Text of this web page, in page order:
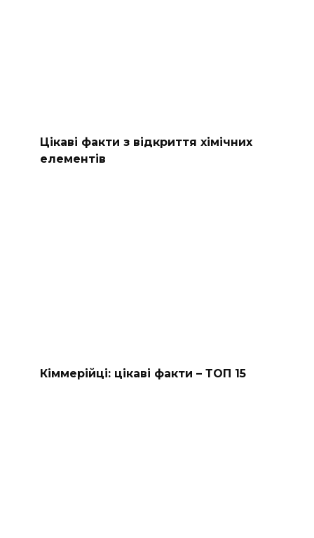
Цікаві факти з відкриття хімічних
елементів
Кіммерійці: цікаві факти – ТОП 15